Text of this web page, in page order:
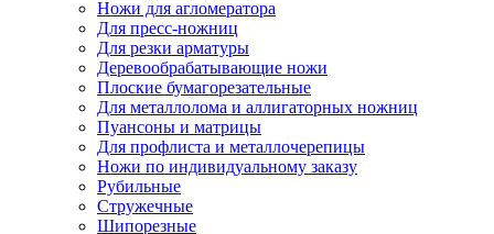
Ножи для агломератора
Для пресс-ножниц
Для резки арматуры
Деревообрабатывающие ножи
Плоские бумагорезательные
Для металлолома и аллигаторных ножниц
Пуансоны и матрицы
Для профлиста и металлочерепицы
Ножи по индивидуальному заказу
Рубильные
Стружечные
Шипорезные